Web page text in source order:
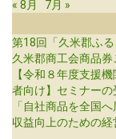
« 8月
7月 »
第18回「久米郡ふ
久米郡商工会商品
【令和８年度支援
者向け】セミナー
「自社商品を全国
収益向上のための